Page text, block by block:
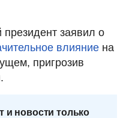
президент заявил о
влияние на
пригрозив
и новости только